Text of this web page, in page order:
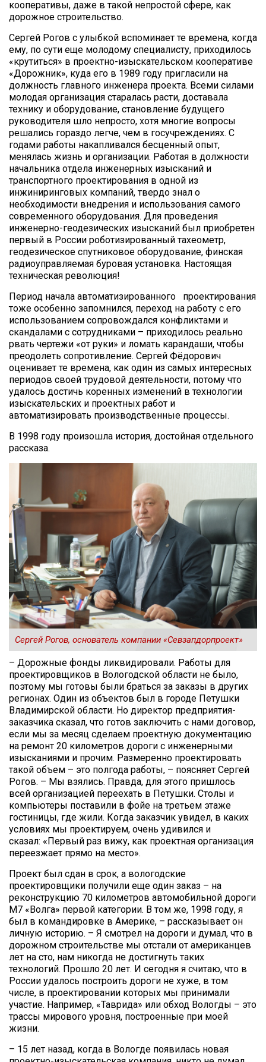
кооперативы, даже в такой непростой сфере, как
дорожное строительство.
Сергей Рогов с улыбкой вспоминает те времена, когда
ему, по сути еще молодому специалисту, приходилось
«крутиться» в проектно-изыскательском кооперативе
«Дорожник», куда его в 1989 году пригласили на
должность главного инженера проекта. Всеми силами
молодая организация старалась расти, доставала
технику и оборудование, становление будущего
руководителя шло непросто, хотя многие вопросы
решались гораздо легче, чем в госучреждениях. С
годами работы накапливался бесценный опыт,
менялась жизнь и организации. Работая в должности
начальника отдела инженерных изысканий и
транспортного проектирования в одной из
инжиниринговых компаний, твердо знал о
необходимости внедрения и использования самого
современного оборудования. Для проведения
инженерно-геодезических изысканий был приобретен
первый в России роботизированный тахеометр,
геодезическое спутниковое оборудование, финская
радиоуправляемая буровая установка. Настоящая
техническая революция!
Период начала автоматизированного проектирования
тоже особенно запомнился, переход на работу с его
использованием сопровождался конфликтами и
скандалами с сотрудниками – приходилось реально
рвать чертежи «от руки» и ломать карандаши, чтобы
преодолеть сопротивление. Сергей Фёдорович
оценивает те времена, как один из самых интересных
периодов своей трудовой деятельности, потому что
удалось достичь коренных изменений в технологии
изыскательских и проектных работ и
автоматизировать производственные процессы.
В 1998 году произошла история, достойная отдельного
рассказа.
Сергей Рогов, основатель компании «Севзапдорпроект»
– Дорожные фонды ликвидировали. Работы для
проектировщиков в Вологодской области не было,
поэтому мы готовы были браться за заказы в других
регионах. Один из объектов был в городе Петушки
Владимирской области. Но директор предприятия-
заказчика сказал, что готов заключить с нами договор,
если мы за месяц сделаем проектную документацию
на ремонт 20 километров дороги с инженерными
изысканиями и прочим. Размеренно проектировать
такой объем – это полгода работы, – поясняет Сергей
Рогов. – Мы взялись. Правда, для этого пришлось
всей организацией переехать в Петушки. Столы и
компьютеры поставили в фойе на третьем этаже
гостиницы, где жили. Когда заказчик увидел, в каких
условиях мы проектируем, очень удивился и
сказал: «Первый раз вижу, как проектная организация
переезжает прямо на место».
Проект был сдан в срок, а вологодские
проектировщики получили еще один заказ – на
реконструкцию 70 километров автомобильной дороги
М7 «Волга» первой категории. В том же, 1998 году, я
был в командировке в Америке, – рассказывает он
личную историю. – Я смотрел на дороги и думал, что в
дорожном строительстве мы отстали от американцев
лет на сто, нам никогда не достигнуть таких
технологий. Прошло 20 лет. И сегодня я считаю, что в
России удалось построить дороги не хуже, в том
числе, в проектировании которых мы принимали
участие. Например, «Таврида» или обход Вологды – это
трассы мирового уровня, построенные при моей
жизни.
– 15 лет назад, когда в Вологде появилась новая